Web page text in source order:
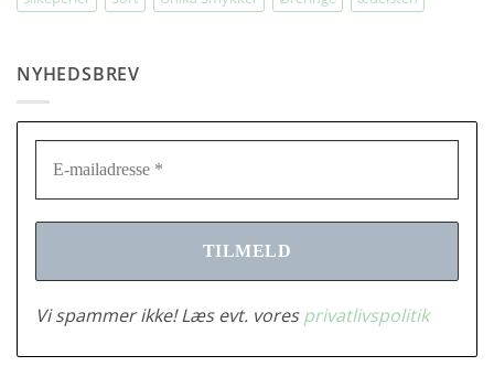
NYHEDSBREV
Vi spammer ikke! Læs evt. voresprivatlivspolitik